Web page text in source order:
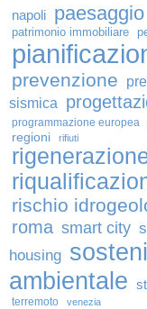
napoli paesaggio
patrimonio immobiliare
prevenzione
sismica
programmazione europea
regioni rifiuti
rischio
roma smart city
housing
ambientale
terremoto venezia